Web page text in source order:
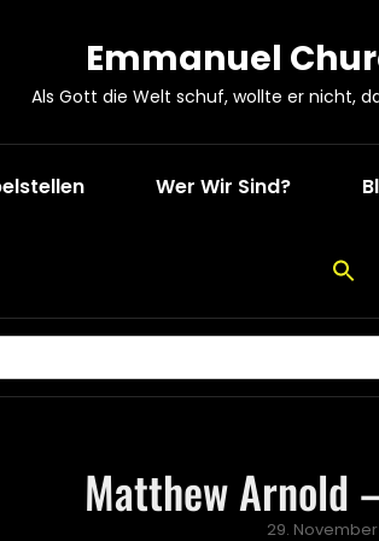
Emmanuel
Als Gott die Welt schuf, wollte er nicht,
Wer Wir Sind?
Matthew Arnold
Posted
29.